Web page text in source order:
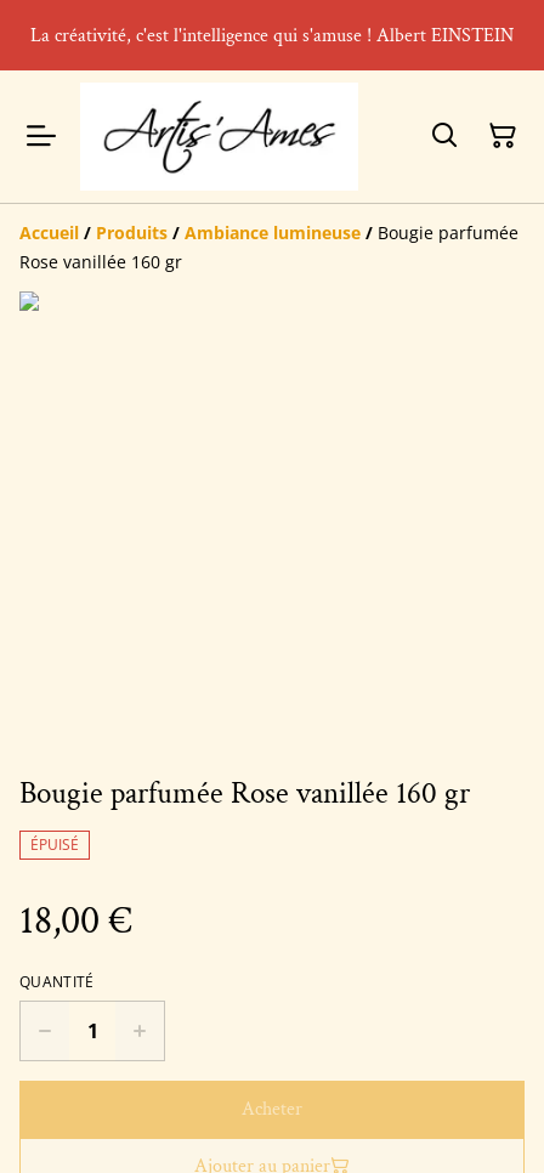
La créativité, c'est l'intelligence qui s'amuse ! Albert EINSTEIN
Accueil / Produits / Ambiance lumineuse / Bougie parfumée
Rose vanillée 160 gr
Bougie parfumée Rose vanillée 160 gr
ÉPUISÉ
18,00 €
QUANTITÉ
Acheter
Ajouter au panier